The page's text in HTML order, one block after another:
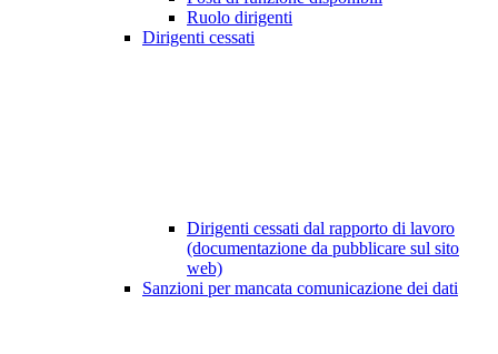
Ruolo dirigenti
Dirigenti cessati
Dirigenti cessati dal rapporto di lavoro
(documentazione da pubblicare sul sito
web)
Sanzioni per mancata comunicazione dei dati